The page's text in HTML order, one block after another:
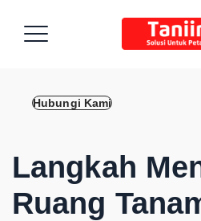
Hubungi Kami
Langkah
Ruang